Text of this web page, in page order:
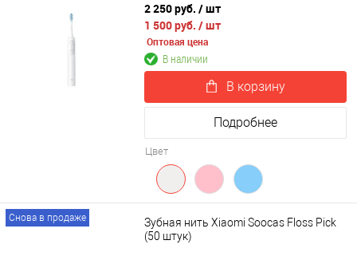
2 250 руб. / шт
1 500 руб. / шт
Оптовая цена
В наличии
В корзину
Подробнее
Цвет
Снова в продаже
Зубная нить Xiaomi Soocas Floss Pick
(50 штук)